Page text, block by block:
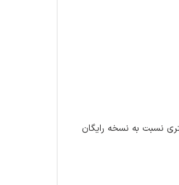
نسبت به نسخه رایگان